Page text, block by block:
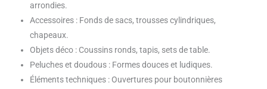
arrondies.
Accessoires : Fonds de sacs, trousses cylindriques,
chapeaux.
Objets déco : Coussins ronds, tapis, sets de table.
Peluches et doudous : Formes douces et ludiques.
Éléments techniques : Ouvertures pour boutonnières